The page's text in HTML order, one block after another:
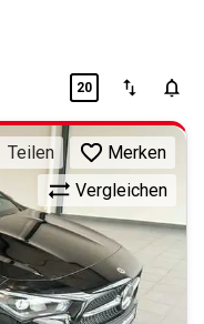
20
Vergleichen
Teilen Merken